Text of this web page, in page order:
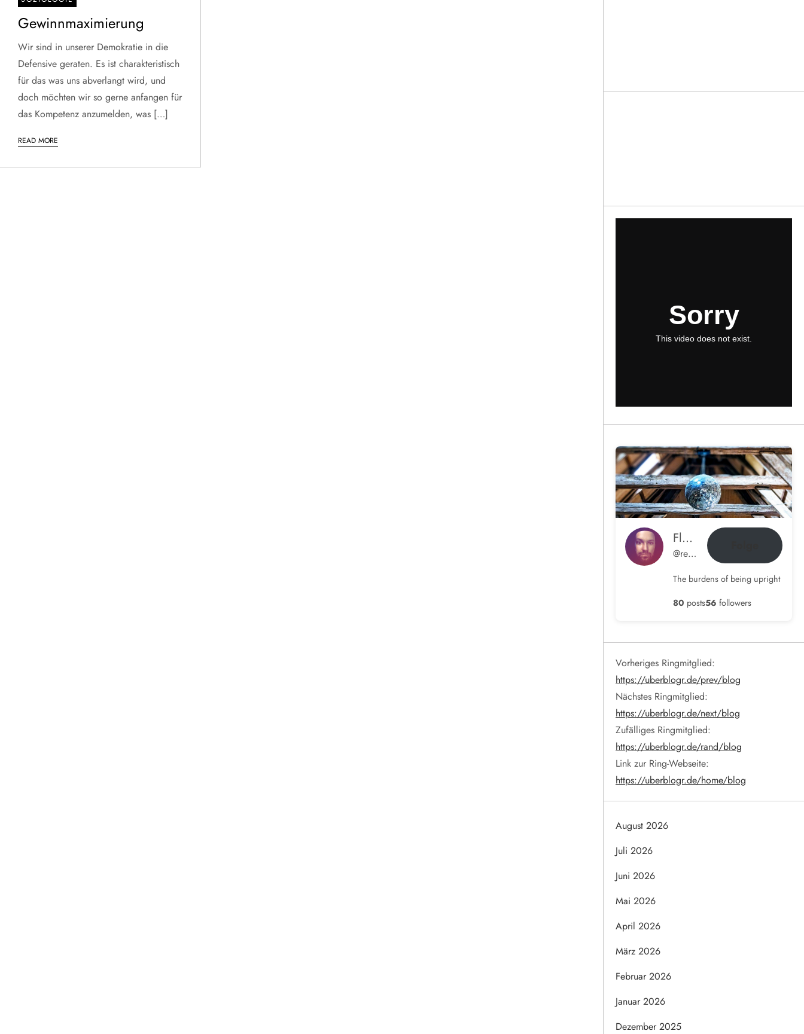
Gewinnmaximierung
Wir sind in unserer Demokratie in die
Defensive geraten. Es ist charakteristisch
für das was uns abverlangt wird, und
doch möchten wir so gerne anfangen für
das Kompetenz anzumelden, was […]
READ MORE
Flow im Ohr
@rene@blog.hamdorf.org
The burdens of being upright
80 posts56 followers
Vorheriges Ringmitglied:
https://uberblogr.de/prev/blog
Nächstes Ringmitglied:
https://uberblogr.de/next/blog
Zufälliges Ringmitglied:
https://uberblogr.de/rand/blog
Link zur Ring-Webseite:
https://uberblogr.de/home/blog
August 2026
Juli 2026
Juni 2026
Mai 2026
April 2026
März 2026
Februar 2026
Januar 2026
Dezember 2025